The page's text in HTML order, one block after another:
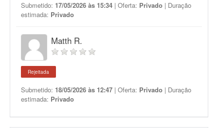
Submetido: 17/05/2026 às 15:34 | Oferta: Privado | Duração
estimada: Privado
Matth R.
Rejeitada
Submetido: 18/05/2026 às 12:47 | Oferta: Privado | Duração
estimada: Privado